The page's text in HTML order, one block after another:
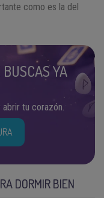
como es la del
YA
tu corazón.
DORMIR BIEN